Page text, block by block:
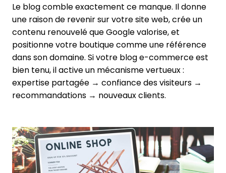
Le blog comble exactement ce manque. Il donne
une raison de revenir sur votre site web, crée un
contenu renouvelé que Google valorise, et
positionne votre boutique comme une référence
dans son domaine. Si votre blog e-commerce est
bien tenu, il active un mécanisme vertueux :
expertise partagée → confiance des visiteurs →
recommandations → nouveaux clients.